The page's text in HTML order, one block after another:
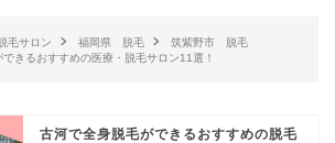
毛サロン 福岡県 脱毛
筑紫野市 脱毛
きるおすすめの医療・脱毛サロン11選！
古河で全身脱毛ができるおすすめの脱毛